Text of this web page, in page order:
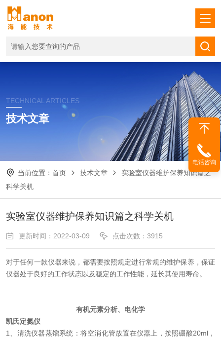
TECHNICAL ARTICLES
技术文章
当前位置： 首页 技术文章
实验室仪器维护保养知识篇之
科学关机
实验室仪器维护保养知识篇之科学关机
更新时间：2022-03-09 点击次数：3915
对于任何一款仪器来说，都需要按照规定进行常规的维护保养，保证
仪器处于良好的工作状态以及稳定的工作性能，延长其使用寿命。
有机元素分析、电化学
凯氏定氮仪
1、清洗仪器蒸馏系统：将空消化管放置在仪器上，按照硼酸20ml，
电话咨询